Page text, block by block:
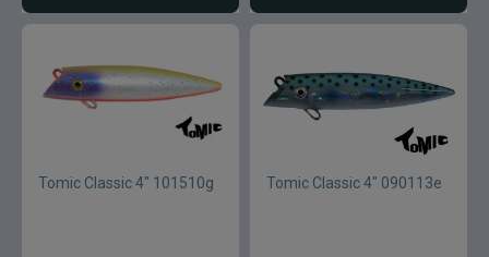
Tomic Classic 4" 101510g Tomic Classic 4" 090113e